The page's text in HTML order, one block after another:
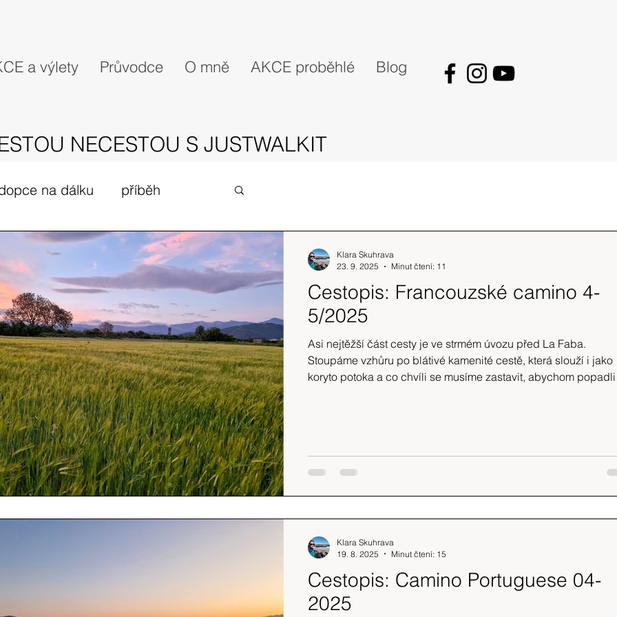
a výlety Průvodce O mně AKCE proběhlé Blog
NECESTOU S JUSTWALKIT
na dálku příběh
zivot v UK
expedice Skotské ostrovy
Srílanka cestuj s mámou
Island
Cestopis: Francouzské camino 4-
5/2025
Asi nejtěžší část cesty je ve strmém úvozu před La Faba.
Stoupáme vzhůru po blátivé kamenité cestě, která slouží i jako
koryto potoka a co chvíli se musíme zastavit, abychom popadli
Klara Skuhrava
23. 9. 2025
Minut čtení: 11
Cestopis: Camino Portuguese 04-
2025
Klara Skuhrava
19. 8. 2025
Minut čtení: 15